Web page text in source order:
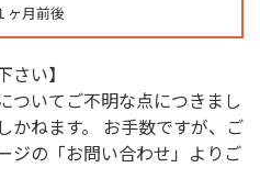
ヶ月前後
さい】
いてご不明な点につきまし
かねます。 お手数ですが、ご
ジの「お問い合わせ」よりご